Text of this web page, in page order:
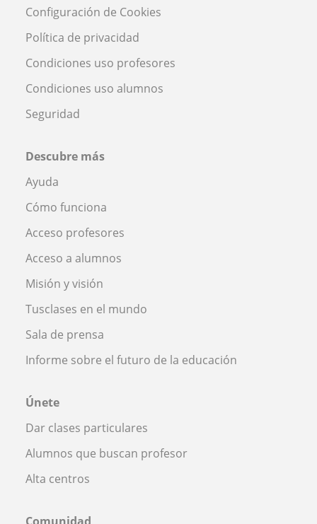
Configuración de Cookies
Política de privacidad
Condiciones uso profesores
Condiciones uso alumnos
Seguridad
Descubre más
Ayuda
Cómo funciona
Acceso profesores
Acceso a alumnos
Misión y visión
Tusclases en el mundo
Sala de prensa
Informe sobre el futuro de la educación
Únete
Dar clases particulares
Alumnos que buscan profesor
Alta centros